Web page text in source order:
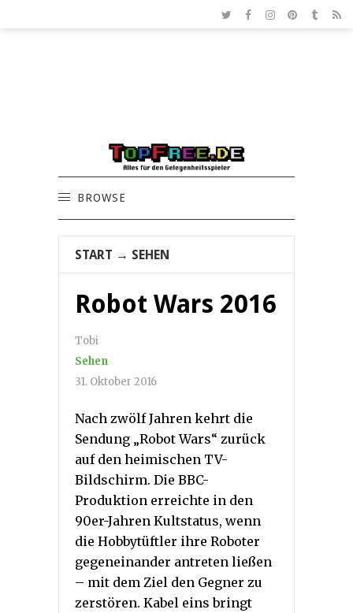
BROWSE
START → SEHEN
Robot Wars 2016
Tobi
Sehen
31. Oktober 2016
Nach zwölf Jahren kehrt die
Sendung „Robot Wars“ zurück
auf den heimischen TV-
Bildschirm. Die BBC-
Produktion erreichte in den
90er-Jahren Kultstatus, wenn
die Hobbytüftler ihre Roboter
gegeneinander antreten ließen
– mit dem Ziel den Gegner zu
zerstören. Kabel eins bringt